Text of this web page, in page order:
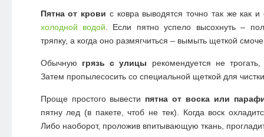
Пятна от крови с ковра выводятся точно так же как
холодной водой . Если пятно успело высохнуть –
тряпку, а когда оно размягчиться – вымыть щеткой
Обычную грязь с улицы рекомендуется не
Затем пропылесосить со специальной щеткой для
Проще простого вывести пятна от воска или
пятну лед (в пакете, чтоб не тек). Когда воск
Либо наоборот, проложив впитывающую ткань,